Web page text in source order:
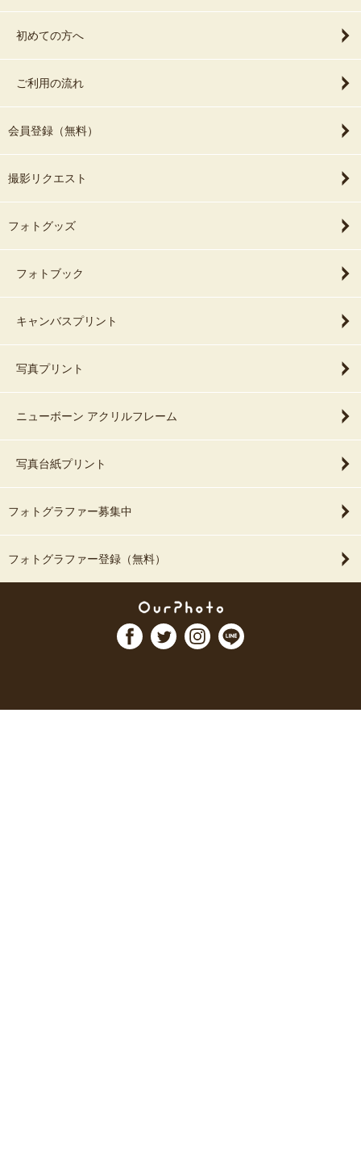
初めての方へ
ご利用の流れ
会員登録（無料）
撮影リクエスト
フォトグッズ
フォトブック
キャンバスプリント
写真プリント
ニューボーン アクリルフレーム
写真台紙プリント
フォトグラファー募集中
フォトグラファー登録（無料）